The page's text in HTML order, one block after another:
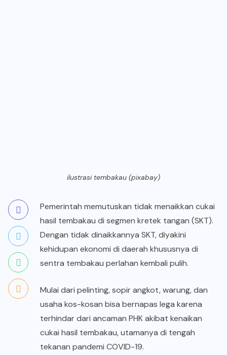
ilustrasi tembakau (pixabay)
Pemerintah memutuskan tidak menaikkan cukai
hasil tembakau di segmen kretek tangan (SKT).
Dengan tidak dinaikkannya SKT, diyakini
kehidupan ekonomi di daerah khususnya di
sentra tembakau perlahan kembali pulih.
Mulai dari pelinting, sopir angkot, warung, dan
usaha kos-kosan bisa bernapas lega karena
terhindar dari ancaman PHK akibat kenaikan
cukai hasil tembakau, utamanya di tengah
tekanan pandemi COVID-19.